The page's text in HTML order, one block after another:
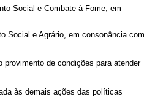
Social e Combate à Fome, em
Social e Agrário, em consonância com
de condições para atender
às demais ações das políticas